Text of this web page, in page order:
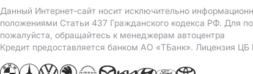
Данный Интернет-сайт носит исключительно
положениями Статьи 437 Гражданского кодекса РФ. Для
пожалуйста, обращайтесь к менеджерам автоцентра
Кредит предоставляется банком АO «ТБанк». Лицензия